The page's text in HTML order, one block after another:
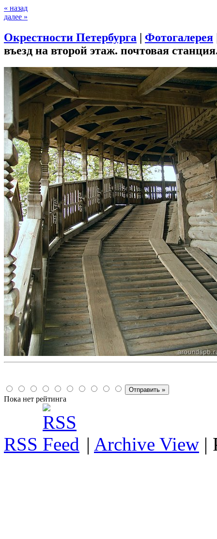
« назад
далее »
Окрестности Петербурга | Фотогалерея
въезд на второй этаж. почтовая
Пока нет рейтинга
RSS | Archive View |